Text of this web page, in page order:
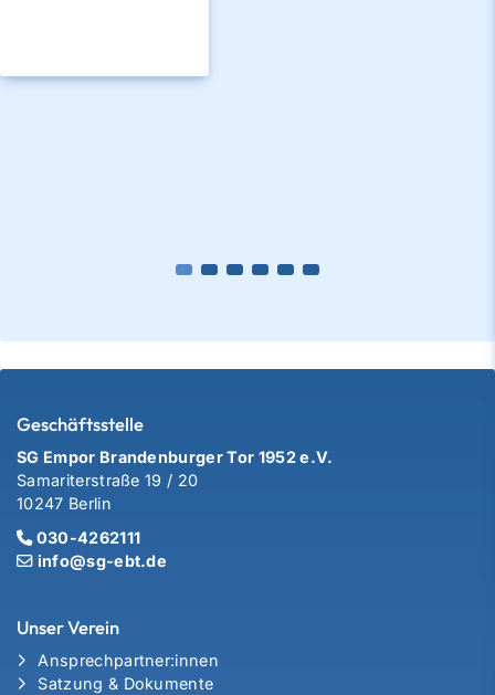
Geschäftsstelle
SG Empor Brandenburger Tor 1952 e.V.
Samariterstraße 19 / 20
10247 Berlin
030-4262111
info@sg-ebt.de
Unser Verein
Ansprechpartner:innen
Satzung & Dokumente